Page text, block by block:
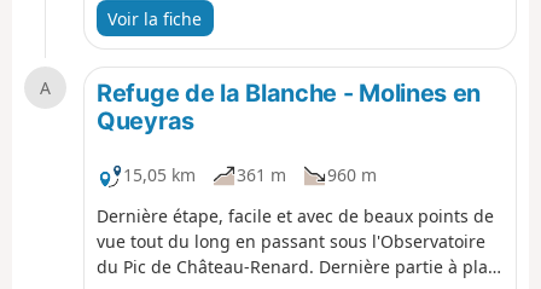
Voir la fiche
A
Refuge de la Blanche - Molines en
Queyras
15,05 km 361 m
960 m
Dernière étape, facile et avec de beaux points de
vue tout du long en passant sous l'Observatoire
du Pic de Château-Renard. Dernière partie à plat